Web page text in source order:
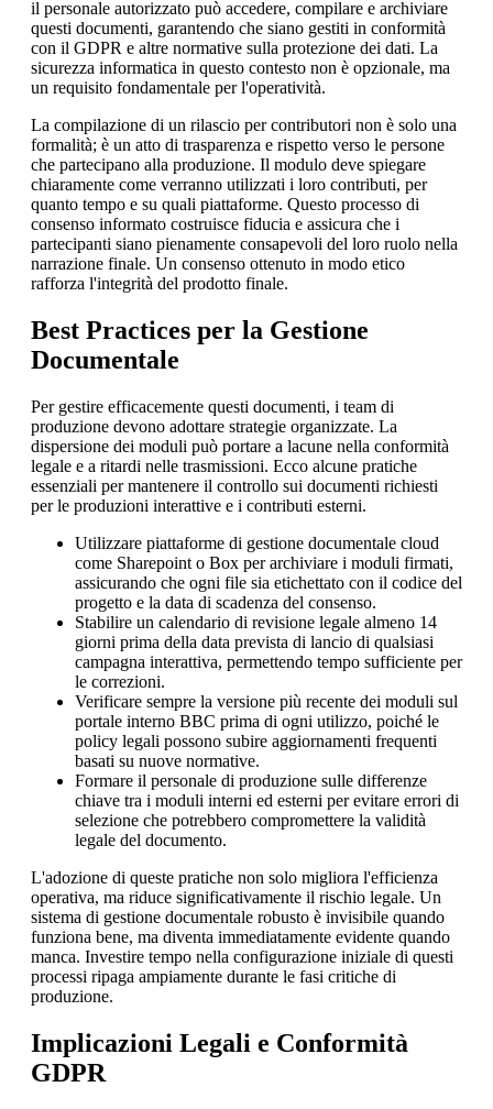
il personale autorizzato può accedere, compilare e archiviare
questi documenti, garantendo che siano gestiti in conformità
con il GDPR e altre normative sulla protezione dei dati. La
sicurezza informatica in questo contesto non è opzionale, ma
un requisito fondamentale per l'operatività.
La compilazione di un rilascio per contributori non è solo una
formalità; è un atto di trasparenza e rispetto verso le persone
che partecipano alla produzione. Il modulo deve spiegare
chiaramente come verranno utilizzati i loro contributi, per
quanto tempo e su quali piattaforme. Questo processo di
consenso informato costruisce fiducia e assicura che i
partecipanti siano pienamente consapevoli del loro ruolo nella
narrazione finale. Un consenso ottenuto in modo etico
rafforza l'integrità del prodotto finale.
Best Practices per la Gestione
Documentale
Per gestire efficacemente questi documenti, i team di
produzione devono adottare strategie organizzate. La
dispersione dei moduli può portare a lacune nella conformità
legale e a ritardi nelle trasmissioni. Ecco alcune pratiche
essenziali per mantenere il controllo sui documenti richiesti
per le produzioni interattive e i contributi esterni.
Utilizzare piattaforme di gestione documentale cloud
come Sharepoint o Box per archiviare i moduli firmati,
assicurando che ogni file sia etichettato con il codice del
progetto e la data di scadenza del consenso.
Stabilire un calendario di revisione legale almeno 14
giorni prima della data prevista di lancio di qualsiasi
campagna interattiva, permettendo tempo sufficiente per
le correzioni.
Verificare sempre la versione più recente dei moduli sul
portale interno BBC prima di ogni utilizzo, poiché le
policy legali possono subire aggiornamenti frequenti
basati su nuove normative.
Formare il personale di produzione sulle differenze
chiave tra i moduli interni ed esterni per evitare errori di
selezione che potrebbero compromettere la validità
legale del documento.
L'adozione di queste pratiche non solo migliora l'efficienza
operativa, ma riduce significativamente il rischio legale. Un
sistema di gestione documentale robusto è invisibile quando
funziona bene, ma diventa immediatamente evidente quando
manca. Investire tempo nella configurazione iniziale di questi
processi ripaga ampiamente durante le fasi critiche di
produzione.
Implicazioni Legali e Conformità
GDPR